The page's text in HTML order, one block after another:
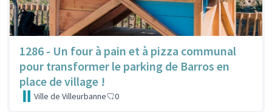
1286 - Un four à pain et à pizza communal
pour transformer le parking de Barros en
place de village !
Ville de Villeurbanne 0